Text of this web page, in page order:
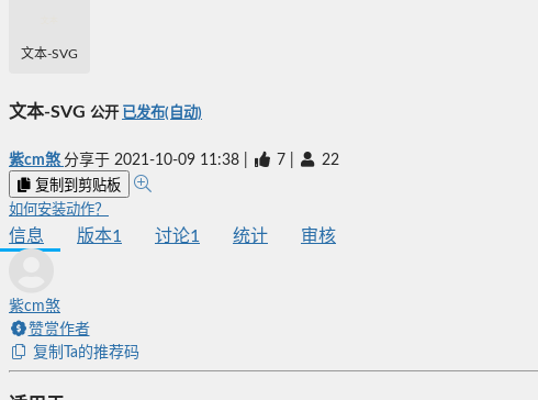
文本-SVG
文本-SVG 公开 已发布(自动)
紫cm煞分享于 2021-10-09 11:38 7 22
复制到剪贴板
如何安装动作？
信息 版本1 讨论1 统计 审核
紫cm煞
赞赏作者
复制Ta的推荐码